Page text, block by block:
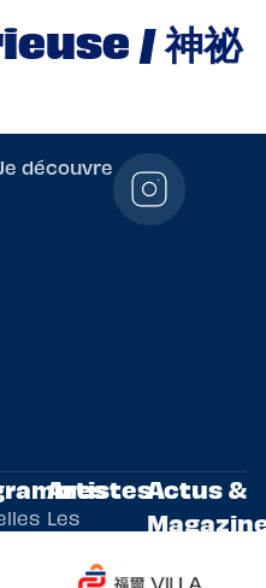
/ 神祕
découvre
Artistes
Les
résidents
Actus &
actualités